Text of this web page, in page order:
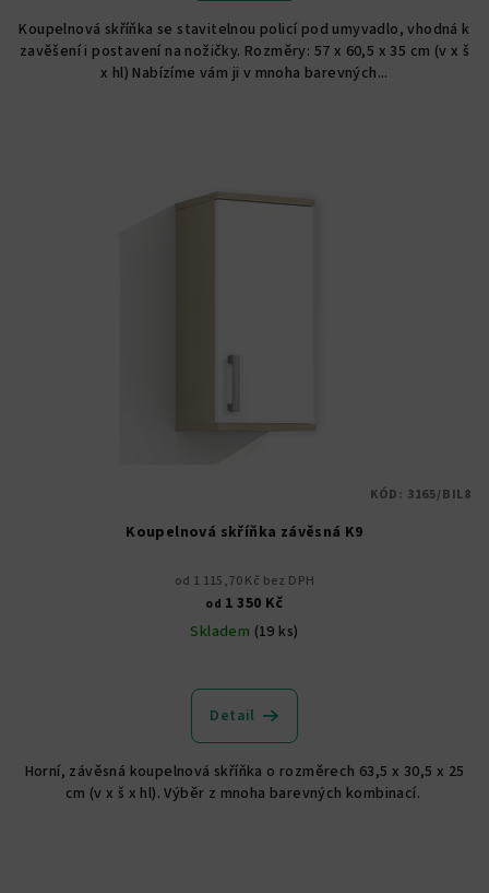
z
5
hvězdiček.
Koupelnová skříňka se stavitelnou policí pod umyvadlo, vhodná k
zavěšení i postavení na nožičky. Rozměry: 57 x 60,5 x 35 cm (v x š
x hl) Nabízíme vám ji v mnoha barevných...
Koupelnová skříňka závěsná K9
od 1 115,70 Kč bez DPH
od 1 350 Kč
Skladem (19 ks)
Detail
Horní, závěsná koupelnová skříňka o rozměrech 63,5 x 30,5 x 25
cm (v x š x hl). Výběr z mnoha barevných kombinací.
KÓD: 3165/BIL8